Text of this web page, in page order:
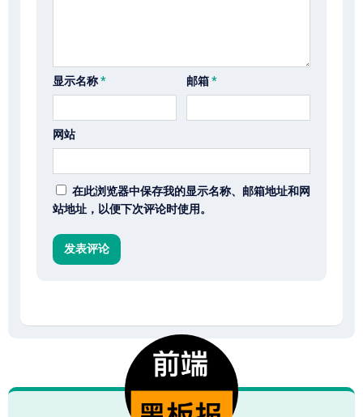
显示名称* 邮箱*
网站
在此浏览器中保存我的显示名称、邮箱地址和网
站地址，以便下次评论时使用。